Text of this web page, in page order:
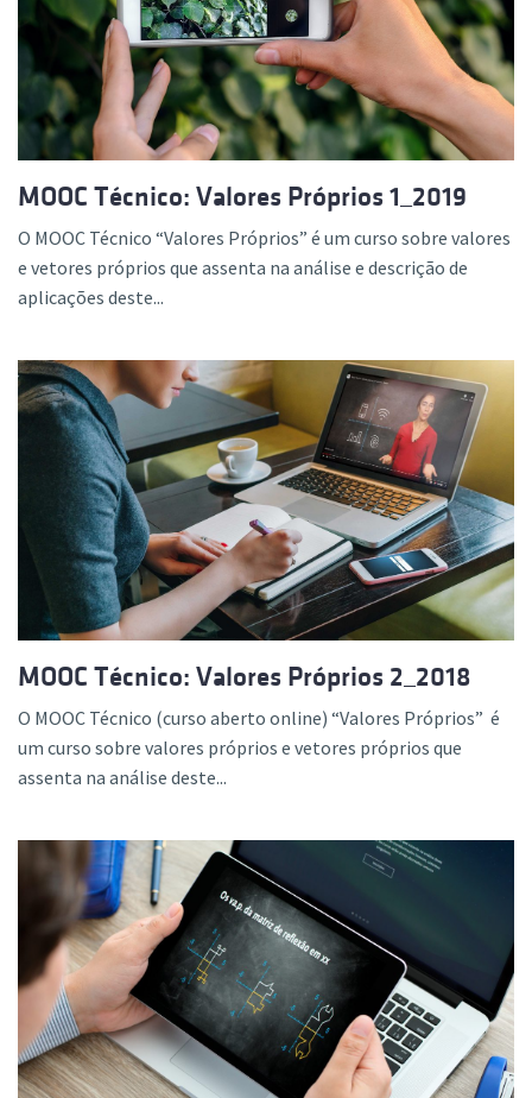
MOOC Técnico: Valores Próprios 1_2019
O MOOC Técnico “Valores Próprios” é um curso sobre valores
e vetores próprios que assenta na análise e descrição de
aplicações deste...
MOOC Técnico: Valores Próprios 2_2018
O MOOC Técnico (curso aberto online) “Valores Próprios” é
um curso sobre valores próprios e vetores próprios que
assenta na análise deste...